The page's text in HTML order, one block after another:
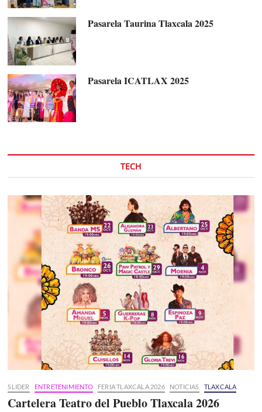
Pasarela Taurina Tlaxcala 2025
Pasarela ICATLAX 2025
TECH
SLIDER ENTRETENIMIENTO FERIA TLAXCALA 2026 NOTICIAS TLAXCALA
Cartelera Teatro del Pueblo Tlaxcala 2026